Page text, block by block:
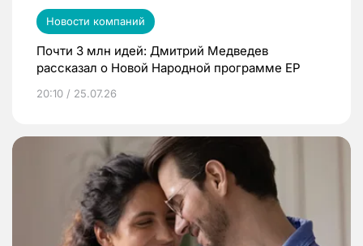
Новости компаний
Почти 3 млн идей: Дмитрий Медведев
рассказал о Новой Народной программе ЕР
20:10 / 25.07.26